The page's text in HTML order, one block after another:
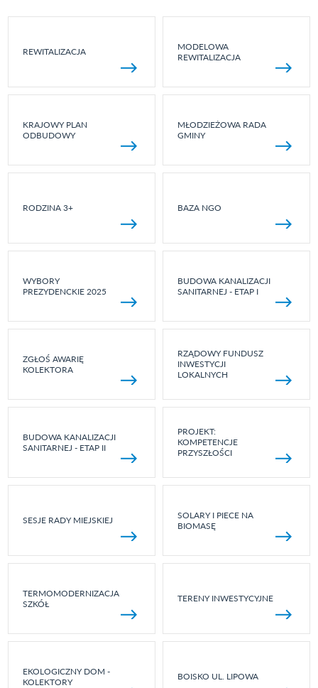
REWITALIZACJA
MODELOWA
REWITALIZACJA
KRAJOWY PLAN
ODBUDOWY
MŁODZIEŻOWA RADA
GMINY
RODZINA 3+ BAZA NGO
WYBORY
PREZYDENCKIE 2025
BUDOWA KANALIZACJI
SANITARNEJ - ETAP I
ZGŁOŚ AWARIĘ
KOLEKTORA
RZĄDOWY FUNDUSZ
INWESTYCJI
LOKALNYCH
BUDOWA KANALIZACJI
SANITARNEJ - ETAP II
PROJEKT:
KOMPETENCJE
PRZYSZŁOŚCI
SESJE RADY MIEJSKIEJ
SOLARY I PIECE NA
BIOMASĘ
TERMOMODERNIZACJA
SZKÓŁ
TERENY INWESTYCYJNE
EKOLOGICZNY DOM -
KOLEKTORY
BOISKO UL. LIPOWA